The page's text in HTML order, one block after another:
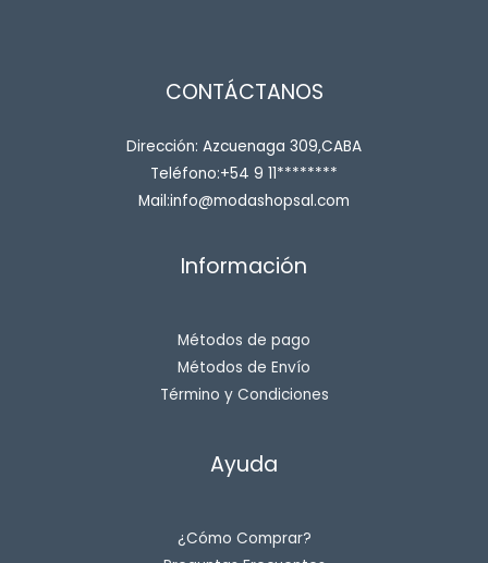
CONTÁCTANOS
Dirección: Azcuenaga 309,CABA
Teléfono:+54 9 11********
Mail:info@modashopsal.com
Información
Métodos de pago
Métodos de Envío
Término y Condiciones
Ayuda
¿Cómo Comprar?